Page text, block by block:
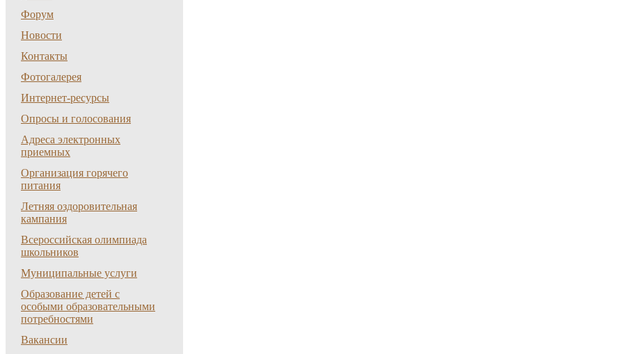
Форум
Новости
Контакты
Фотогалерея
Интернет-ресурсы
Опросы и голосования
Адреса электронных
приемных
Организация горячего
питания
Летняя оздоровительная
кампания
Всероссийская олимпиада
школьников
Муниципальные услуги
Образование детей с
особыми образовательными
потребностями
Вакансии